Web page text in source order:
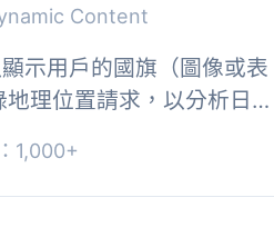
Content
示用戶的國旗（圖像或表
理位置請求，以分析日誌
插件，無...
1,000+